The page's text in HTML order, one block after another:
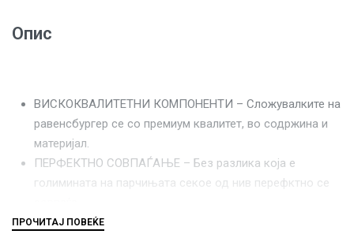
Опис
ВИСКОКВАЛИТЕТНИ КОМПОНЕНТИ – Сложувалките на
равенсбургер се со премиум квалитет, во содржина и
материјал.
ПЕРФЕКТНО СОВПАЃАЊЕ – Без разлика која е
голимината на парчињата секое од нив перефктно се
СЕКОЕ ПАРЧЕ Е УНИКАТНО – Равенсбургер